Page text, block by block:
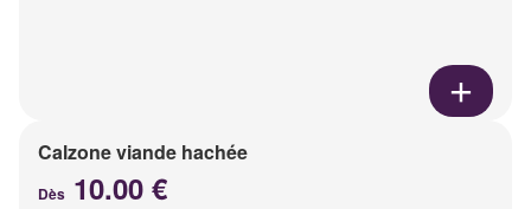
Calzone viande hachée
Dès 10.00 €